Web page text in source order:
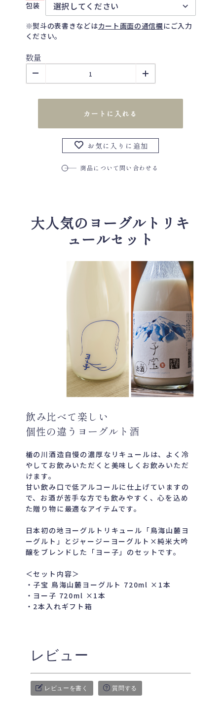
包装
※熨斗の表書きなどはカート画面の通信欄にご入力
ください。
数量
カートに入れる
お気に入りに追加
商品について問い合わせる
大人気のヨーグルトリキ
ュールセット
飲み比べて楽しい
個性の違うヨーグルト酒
楯の川酒造自慢の濃厚なリキュールは、よく冷
やしてお飲みいただくと美味しくお飲みいただ
けます。
甘い飲み口で低アルコールに仕上げていますの
で、お酒が苦手な方でも飲みやすく、心を込め
た贈り物に最適なアイテムです。
日本初の地ヨーグルトリキュール「鳥海山麓ヨ
ーグルト」とジャージーヨーグルト×純米大吟
醸をブレンドした「ヨー子」のセットです。
＜セット内容＞
・子宝 鳥海山麓ヨーグルト 720ml ×1本
・ヨー子 720ml ×1本
・2本入れギフト箱
レビュー
レビューを書く 質問する